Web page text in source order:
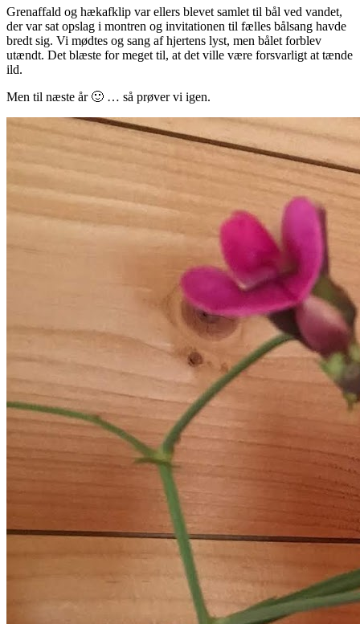
Grenaffald og hækafklip var ellers blevet samlet til bål ved vandet,
der var sat opslag i montren og invitationen til fælles bålsang havde
bredt sig. Vi mødtes og sang af hjertens lyst, men bålet forblev
utændt. Det blæste for meget til, at det ville være forsvarligt at tænde
ild.
Men til næste år 🙂 … så prøver vi igen.